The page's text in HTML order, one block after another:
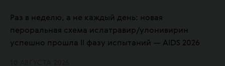
Раз в неделю, а не каждый день: новая
пероральная схема ислатравир/улонивирин
успешно прошла II фазу испытаний — AIDS 2026